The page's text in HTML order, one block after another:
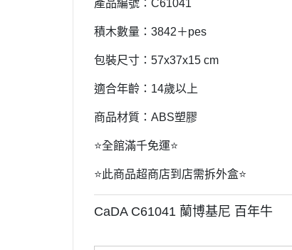
產品編號：C61041
積木數量：3842＋pes
包裝尺寸：57x37x15 cm
適合年齡：14歲以上
商品材質：ABS塑膠
⭐️全館滿千免運⭐️
⭐️此商品超商店到店需拆外盒⭐️
CaDA C61041 蘭博基尼 百年牛